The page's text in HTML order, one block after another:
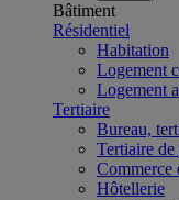
Bâtiment
Résidentiel
Habitation
Logement
Logement
Tertiaire
Bureau,
Tertiaire
Commerce
Hôtellerie